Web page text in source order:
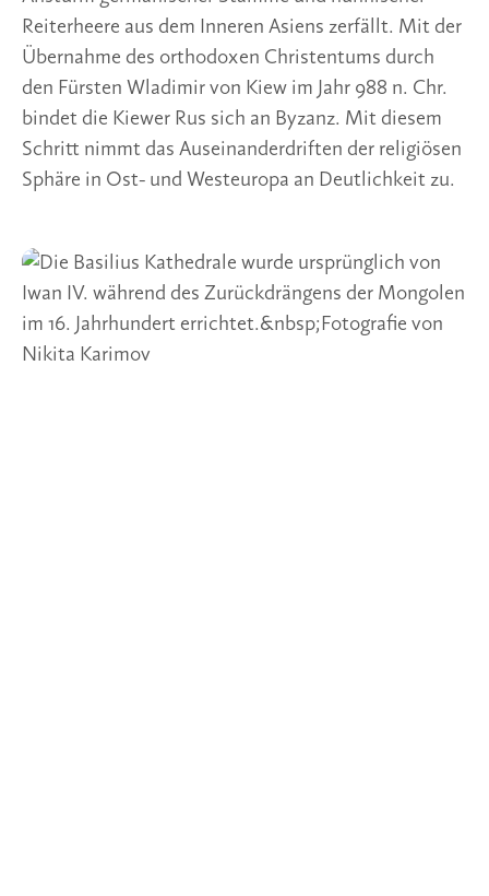
Reiterheere aus dem Inneren Asiens zerfällt. Mit der
Übernahme des orthodoxen Christentums durch
den Fürsten Wladimir von Kiew im Jahr 988 n. Chr.
bindet die Kiewer Rus sich an Byzanz. Mit diesem
Schritt nimmt das Auseinanderdriften der religiösen
Sphäre in Ost- und Westeuropa an Deutlichkeit zu.